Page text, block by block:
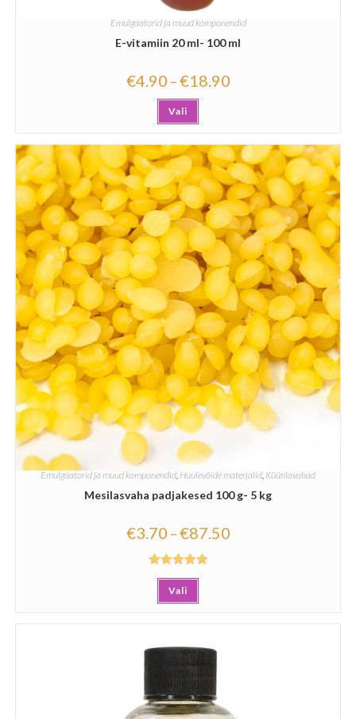
Emulgaatorid ja muud komponendid
E-vitamiin 20 ml- 100 ml
€4.90 –€18.90
Vali
Emulgaatorid ja muud komponendid Huulevõide materjalid Küünlavahad
Mesilasvaha padjakesed 100 g- 5 kg
€3.70 –€87.50
Hinnanguga
5.00/ 5
Vali